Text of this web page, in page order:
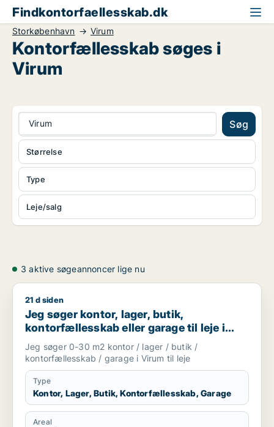
Findkontorfaellesskab.dk
Storkøbenhavn Virum
Kontorfællesskab søges i
Virum
Virum Søg
Type
Leje/salg
Størrelse
3 aktive søgeannoncer lige nu
Jeg søger kontor, lager, butik, kontorfællesskab eller
21 d siden
Jeg søger kontor, lager, butik,
kontorfællesskab eller garage til leje i
Virum
Jeg søger 0-30 m2 kontor / lager / butik /
kontorfællesskab / garage i Virum til leje
Type
Kontor, Lager, Butik, Kontorfællesskab, Garage
Areal